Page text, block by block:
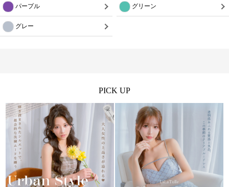
パープル グリーン
グレー
PICK UP